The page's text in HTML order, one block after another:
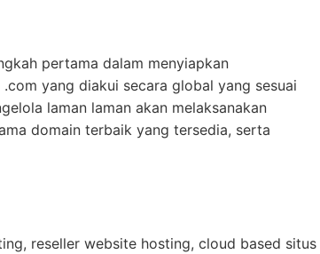
pertama dalam menyiapkan
yang diakui secara global yang sesuai
laman laman akan melaksanakan
domain terbaik yang tersedia, serta
reseller website hosting, cloud based situs